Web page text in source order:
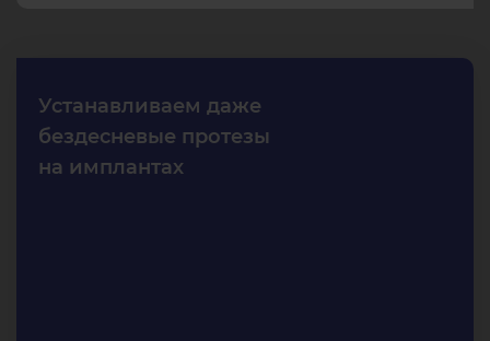
Устанавливаем даже
бездесневые протезы
на имплантах